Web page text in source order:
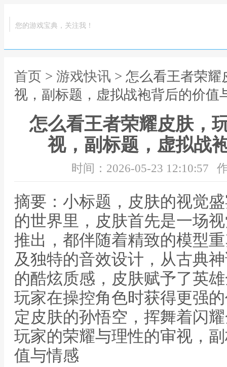
您的游戏宝典，关注我！
首页 > 游戏快讯 > 怎么看王者荣
视，副标题，虚拟战袍背后的价值
怎么看王者荣耀皮肤，
视，副标题，虚拟战
时间：2026-05-23 12:10:57
摘要：小标题，皮肤的视觉
的世界里，皮肤首先是一场
推出，都伴随着精致的模型
及独特的音效设计，从古典
的酷炫质感，皮肤赋予了英
玩家在操控角色时获得更强
定皮肤的孙悟空，挥舞着闪
玩家的荣耀与理性的审视，
值与情感